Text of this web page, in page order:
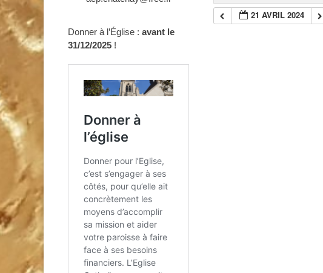
21 AVRIL 2024
Donner à l’Église : avant le
31/12/2025 !